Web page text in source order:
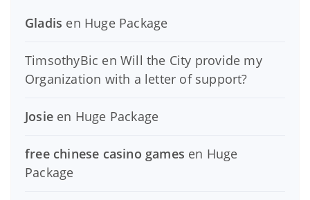
Gladis en Huge Package
TimsothyBic enWill the City provide my
Organization with a letter of support?
Josie en Huge Package
free chinese casino games en Huge
Package